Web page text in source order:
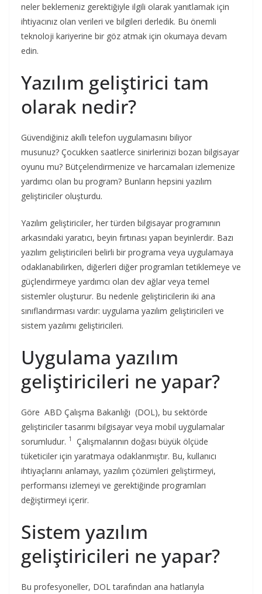
neler beklemeniz gerektiğiyle ilgili olarak yanıtlamak için
ihtiyacınız olan verileri ve bilgileri derledik. Bu önemli
teknoloji kariyerine bir göz atmak için okumaya devam
edin.
Yazılım geliştirici tam
olarak nedir?
Güvendiğiniz akıllı telefon uygulamasını biliyor
musunuz? Çocukken saatlerce sinirlerinizi bozan bilgisayar
oyunu mu? Bütçelendirmenize ve harcamaları izlemenize
yardımcı olan bu program? Bunların hepsini yazılım
geliştiriciler oluşturdu.
Yazılım geliştiriciler, her türden bilgisayar programının
arkasındaki yaratıcı, beyin fırtınası yapan beyinlerdir. Bazı
yazılım geliştiricileri belirli bir programa veya uygulamaya
odaklanabilirken, diğerleri diğer programları tetiklemeye ve
güçlendirmeye yardımcı olan dev ağlar veya temel
sistemler oluşturur. Bu nedenle geliştiricilerin iki ana
sınıflandırması vardır: uygulama yazılım geliştiricileri ve
sistem yazılımı geliştiricileri.
Uygulama yazılım
geliştiricileri ne yapar?
Göre ABD Çalışma Bakanlığı (DOL), bu sektörde
geliştiriciler tasarımı bilgisayar veya mobil uygulamalar
sorumludur. 1
Çalışmalarının doğası büyük ölçüde
tüketiciler için yaratmaya odaklanmıştır. Bu, kullanıcı
ihtiyaçlarını anlamayı, yazılım çözümleri geliştirmeyi,
performansı izlemeyi ve gerektiğinde programları
değiştirmeyi içerir.
Sistem yazılım
geliştiricileri ne yapar?
Bu profesyoneller, DOL tarafından ana hatlarıyla